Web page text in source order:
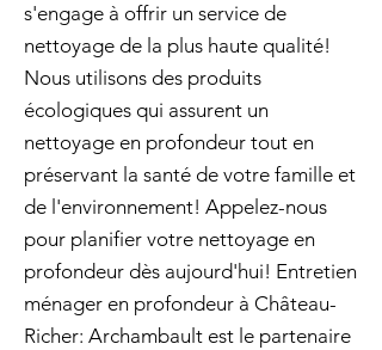
s'engage à offrir un service de
nettoyage de la plus haute qualité!
Nous utilisons des produits
écologiques qui assurent un
nettoyage en profondeur tout en
préservant la santé de votre famille et
de l'environnement! Appelez-nous
pour planifier votre nettoyage en
profondeur dès aujourd'hui! Entretien
ménager en profondeur à Château-
Richer: Archambault est le partenaire